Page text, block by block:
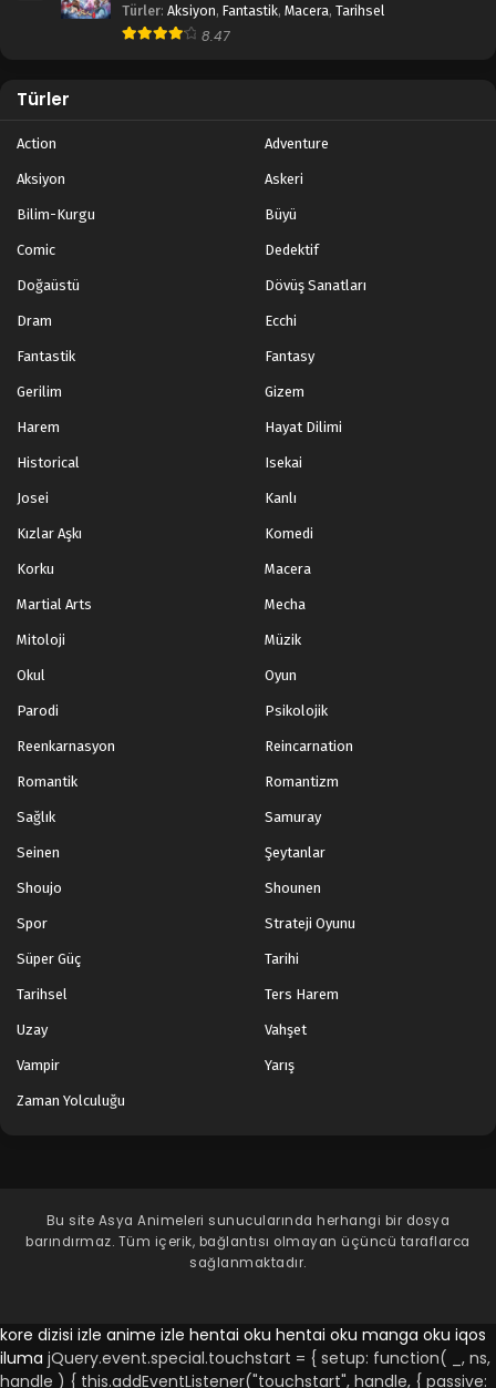
Türler: Aksiyon, Fantastik, Macera, Tarihsel
8.47
Türler
Action Adventure
Aksiyon Askeri
Bilim-Kurgu Büyü
Comic Dedektif
Doğaüstü Dövüş Sanatları
Dram Ecchi
Fantastik Fantasy
Gerilim Gizem
Harem Hayat Dilimi
Historical Isekai
Josei Kanlı
Kızlar Aşkı Komedi
Korku Macera
Martial Arts Mecha
Mitoloji Müzik
Okul Oyun
Parodi Psikolojik
Reenkarnasyon Reincarnation
Romantik Romantizm
Sağlık Samuray
Seinen Şeytanlar
Shoujo Shounen
Spor Strateji Oyunu
Süper Güç Tarihi
Tarihsel Ters Harem
Uzay Vahşet
Vampir Yarış
Zaman Yolculuğu
Bu site Asya Animeleri sunucularında herhangi bir dosya
barındırmaz. Tüm içerik, bağlantısı olmayan üçüncü taraflarca
sağlanmaktadır.
kore dizisi izle anime izle hentai oku hentai oku manga oku iqos
iluma jQuery.event.special.touchstart = { setup: function( _, ns,
handle ) { this.addEventListener("touchstart", handle, { passive: